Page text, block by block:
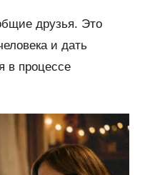
друзья. Это
и дать
в процессе